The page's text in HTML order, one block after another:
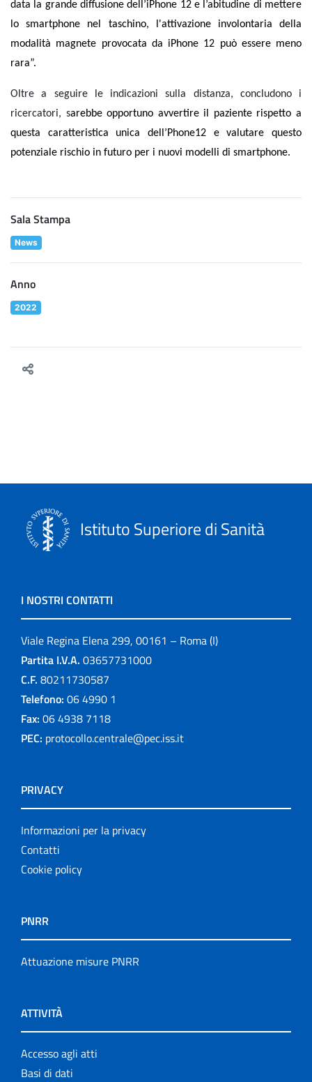
data la grande diffusione dell’iPhone 12 e l’abitudine di mettere
lo smartphone nel taschino, l'attivazione involontaria della
modalità magnete provocata da iPhone 12 può essere meno
rara”.
Oltre a seguire le indicazioni sulla distanza, concludono i
ricercatori, sarebbe opportuno avvertire il paziente rispetto a
questa caratteristica unica dell’Phone12 e valutare questo
potenziale rischio in futuro per i nuovi modelli di smartphone.
Sala Stampa
News
Anno
2022
Istituto Superiore di Sanità
I NOSTRI CONTATTI
Viale Regina Elena 299, 00161 – Roma (I)
Partita I.V.A. 03657731000
C.F. 80211730587
Telefono: 06 4990 1
Fax: 06 4938 7118
PEC: protocollo.centrale@pec.iss.it
PRIVACY
Informazioni per la privacy
Contatti
Cookie policy
PNRR
Attuazione misure PNRR
ATTIVITÀ
Accesso agli atti
Basi di dati